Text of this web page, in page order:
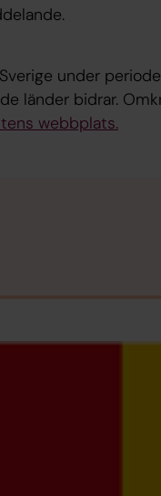
under
länder bidrar.
webbplats.